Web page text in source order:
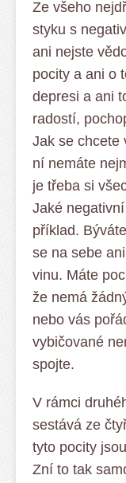
Ze všeho
styku s
ani nejste
pocity a ani o
depresi a ani
radostí,
Jak se chcete
ní nemáte
je třeba si
Jaké
příklad.
se na sebe
vinu. Máte
že nemá
nebo vás
vybičované
spojte.
V rámci
sestává ze
tyto pocity
Zní to tak